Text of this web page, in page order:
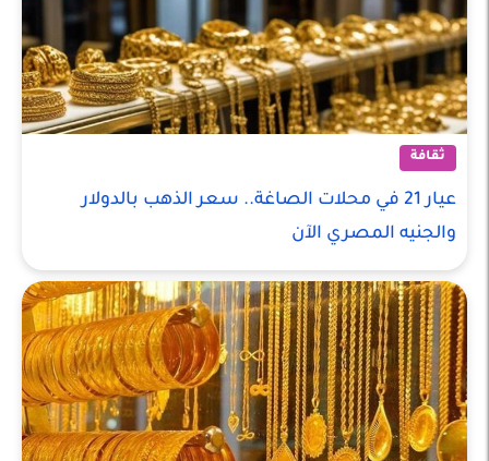
ثقافة
عيار 21 في محلات الصاغة.. سعر الذهب بالدولار
والجنيه المصري الآن